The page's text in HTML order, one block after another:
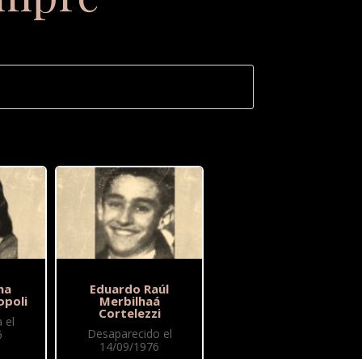
el
Eduardo Raúl
Merbilhaá
Cortelezzi
Desaparecido el
14/09/1976